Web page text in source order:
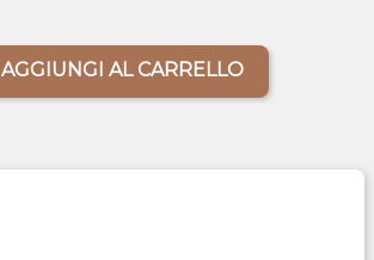
AGGIUNGI AL CARRELLO